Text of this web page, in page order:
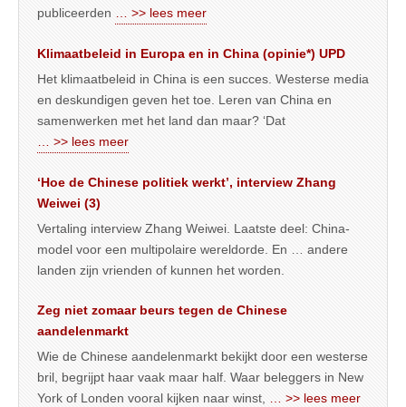
publiceerden
… >> lees meer
Klimaatbeleid in Europa en in China (opinie*) UPD
Het klimaatbeleid in China is een succes. Westerse media
en deskundigen geven het toe. Leren van China en
samenwerken met het land dan maar? ‘Dat
… >> lees meer
‘Hoe de Chinese politiek werkt’, interview Zhang
Weiwei (3)
Vertaling interview Zhang Weiwei. Laatste deel: China-
model voor een multipolaire wereldorde. En … andere
landen zijn vrienden of kunnen het worden.
Zeg niet zomaar beurs tegen de Chinese
aandelenmarkt
Wie de Chinese aandelenmarkt bekijkt door een westerse
bril, begrijpt haar vaak maar half. Waar beleggers in New
York of Londen vooral kijken naar winst,
… >> lees meer